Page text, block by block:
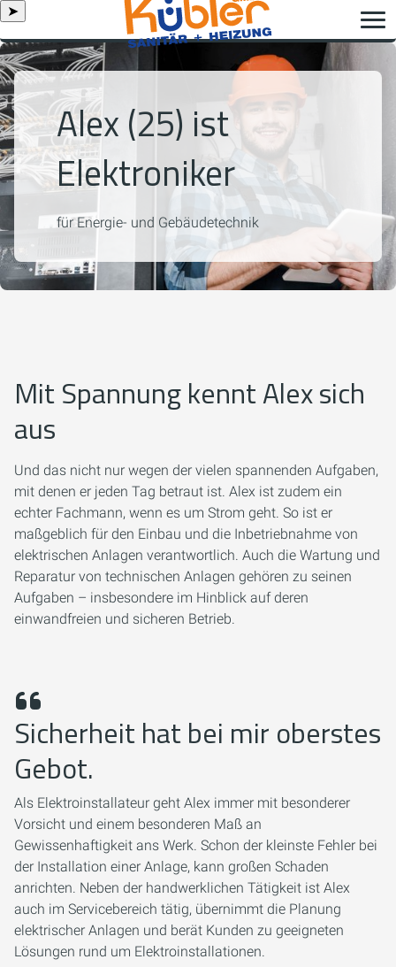
➤
Alex (25) ist
Elektroniker
für Energie- und Gebäudetechnik
Mit Spannung kennt Alex sich
aus
Und das nicht nur wegen der vielen spannenden Aufgaben,
mit denen er jeden Tag betraut ist. Alex ist zudem ein
echter Fachmann, wenn es um Strom geht. So ist er
maßgeblich für den Einbau und die Inbetriebnahme von
elektrischen Anlagen verantwortlich. Auch die Wartung und
Reparatur von technischen Anlagen gehören zu seinen
Aufgaben – insbesondere im Hinblick auf deren
einwandfreien und sicheren Betrieb.
Sicherheit hat bei mir oberstes
Gebot.
Als Elektroinstallateur geht Alex immer mit besonderer
Vorsicht und einem besonderen Maß an
Gewissenhaftigkeit ans Werk. Schon der kleinste Fehler bei
der Installation einer Anlage, kann großen Schaden
anrichten. Neben der handwerklichen Tätigkeit ist Alex
auch im Servicebereich tätig, übernimmt die Planung
elektrischer Anlagen und berät Kunden zu geeigneten
Lösungen rund um Elektroinstallationen.